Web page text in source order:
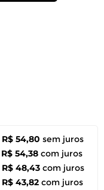
R$ 54,80 sem juros
R$ 54,38 com juros
R$ 48,43 com juros
R$ 43,82 com juros